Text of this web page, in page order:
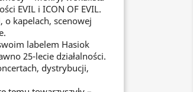
EVIL i ICON OF EVIL.
o kapelach, scenowej
labelem Hasiok
25-lecie działalności.
dystrybucji,